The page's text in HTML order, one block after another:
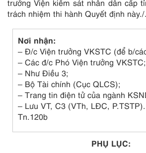
trưởng Viện kiểm sát nhân dân cấp
trách nhiệm thi hành Quyết định này./.
Nơi nhận:
– Đ/c Viện trưởng VKSTC (để b/
– Các đ/c Phó Viện trưởng VKSTC;
– Như Điều 3;
– Bộ Tài chính (Cục QLCS);
– Trang tin điện tử của ngành
– Lưu VT, C3 (VTh, LĐC, P.TSTP).
Tn.120b
PHỤ LỤC: